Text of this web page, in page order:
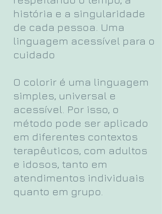
história e a singularidade
de cada pessoa. Uma
linguagem acessível para o
cuidado
O colorir é uma linguagem
simples, universal e
acessível. Por isso, o
método pode ser aplicado
em diferentes contextos
terapêuticos, com adultos
e idosos, tanto em
atendimentos individuais
quanto em grupo.